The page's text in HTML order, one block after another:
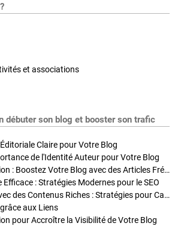
et associations
débuter son blog et booster son trafic
Claire pour Votre Blog
de l'Identité Auteur pour Votre Blog
Stratégies de Publication : Boostez Votre Blog avec des Articles Fréquents et Exclusifs
Efficace : Stratégies Modernes pour le SEO
Enrichir Vos Articles avec des Contenus Riches : Stratégies pour Captiver et Optimiser
aux Liens
pour Accroître la Visibilité de Votre Blog